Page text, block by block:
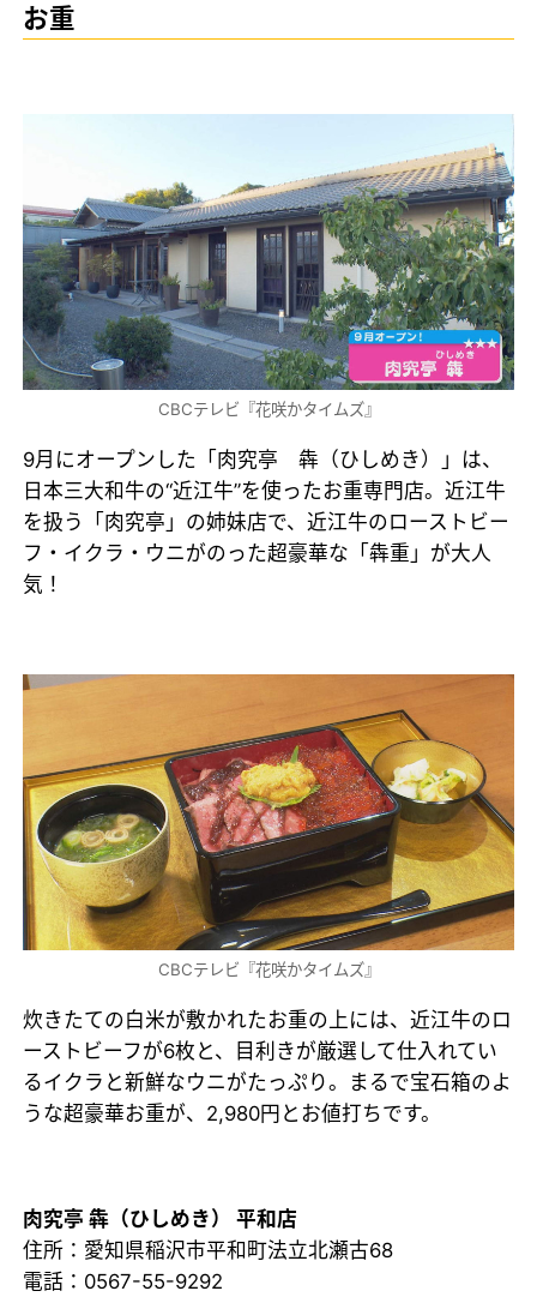
お重
CBCテレビ『花咲かタイムズ』
9月にオープンした「肉究亭 犇（ひしめき）」は、
日本三大和牛の“近江牛”を使ったお重専門店。近江牛
を扱う「肉究亭」の姉妹店で、近江牛のローストビー
フ・イクラ・ウニがのった超豪華な「犇重」が大人
気！
CBCテレビ『花咲かタイムズ』
炊きたての白米が敷かれたお重の上には、近江牛のロ
ーストビーフが6枚と、目利きが厳選して仕入れてい
るイクラと新鮮なウニがたっぷり。まるで宝石箱のよ
うな超豪華お重が、2,980円とお値打ちです。
肉究亭 犇（ひしめき） 平和店
住所：愛知県稲沢市平和町法立北瀬古68
電話：0567-55-9292